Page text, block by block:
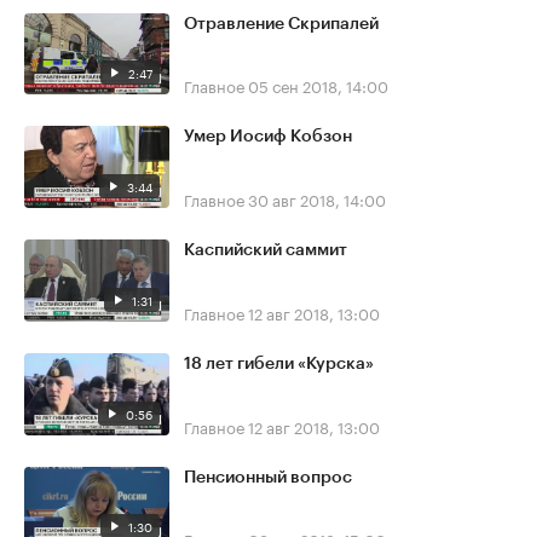
2:47
Отравление Скрипалей
Главное 05 сен 2018, 14:00
3:44
Умер Иосиф Кобзон
Главное30 авг 2018, 14:00
1:31
Каспийский саммит
Главное12 авг 2018, 13:00
0:56
18 лет гибели «Курска»
Главное12 авг 2018, 13:00
1:30
Пенсионный вопрос